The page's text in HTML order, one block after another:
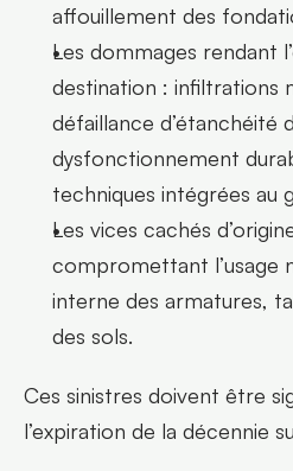
affouillement des
Les dommages rendant
destination : infiltrations
défaillance d’étanchéité
dysfonctionnement
techniques intégrées au
Les vices cachés
compromettant l’usage
interne des armatures,
des sols.
Ces sinistres doivent être
l’expiration de la décennie